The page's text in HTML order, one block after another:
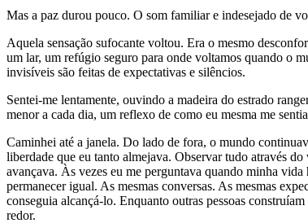
Mas a paz durou pouco. O som familiar e indesejado de
Aquela sensação sufocante voltou. Era o mesmo
um lar, um refúgio seguro para onde voltamos quando o
invisíveis são feitas de expectativas e silêncios.
Sentei-me lentamente, ouvindo a madeira do estrado
menor a cada dia, um reflexo de como eu mesma me
Caminhei até a janela. Do lado de fora, o mundo
liberdade que eu tanto almejava. Observar tudo através
avançava. Às vezes eu me perguntava quando minha vida
permanecer igual. As mesmas conversas. As mesmas
conseguia alcançá-lo. Enquanto outras pessoas
redor.